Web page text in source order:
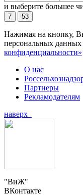
и выберите большее
7 53
Нажимая на кнопку,
персональных данных
конфиденциальности»
О нас
Партнеры
Рекламодателям
наверх
"ВиЖ"
ВКонтакте